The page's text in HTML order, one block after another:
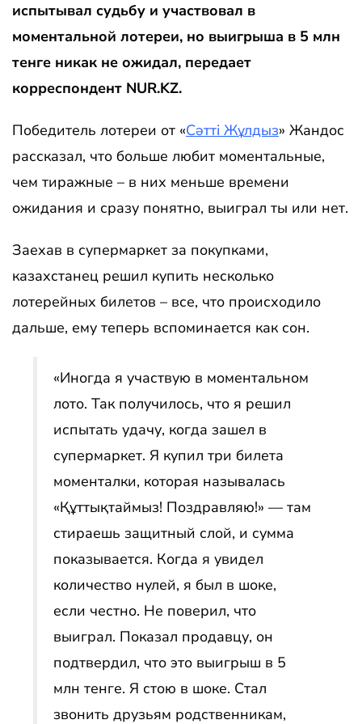
испытывал судьбу и участвовал в
моментальной лотереи, но выигрыша в 5 млн
тенге никак не ожидал, передает
корреспондент NUR.KZ.
Победитель лотереи от «Сәтті Жұлдыз» Жандос
рассказал, что больше любит моментальные,
чем тиражные – в них меньше времени
ожидания и сразу понятно, выиграл ты или нет.
Заехав в супермаркет за покупками,
казахстанец решил купить несколько
лотерейных билетов – все, что происходило
дальше, ему теперь вспоминается как сон.
«Иногда я участвую в моментальном
лото. Так получилось, что я решил
испытать удачу, когда зашел в
супермаркет. Я купил три билета
моменталки, которая называлась
«Құттықтаймыз! Поздравляю!» — там
стираешь защитный слой, и сумма
показывается. Когда я увидел
количество нулей, я был в шоке,
если честно. Не поверил, что
выиграл. Показал продавцу, он
подтвердил, что это выигрыш в 5
млн тенге. Я стою в шоке. Стал
звонить друзьям родственникам,